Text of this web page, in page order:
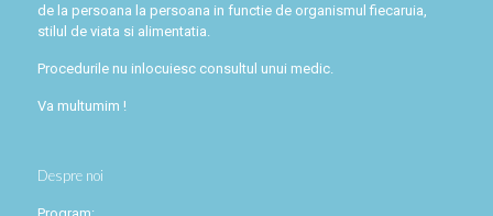
de la persoana la persoana in functie de organismul fiecaruia,
stilul de viata si alimentatia.
Procedurile nu inlocuiesc consultul unui medic.
Va multumim !
Despre noi